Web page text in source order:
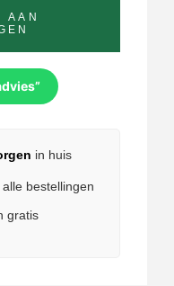
AAN
in huis
bestellingen
gratis